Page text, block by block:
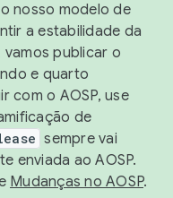
nosso modelo de
a estabilidade da
publicar o
e quarto
com o AOSP, use
de
sempre vai
enviada ao AOSP.
Mudanças no AOSP.